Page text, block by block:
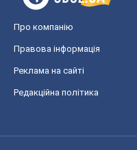
Про компанію
Правова інформація
Реклама на сайті
Редакційна політика